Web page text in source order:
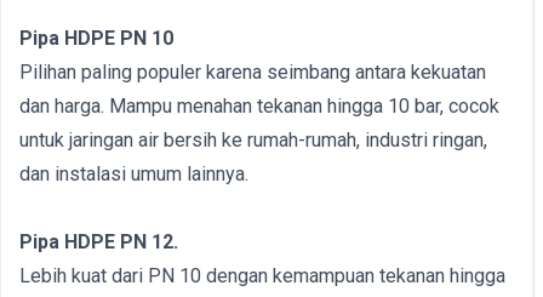
Pipa HDPE PN 10
Pilihan paling populer karena seimbang antara kekuatan
dan harga. Mampu menahan tekanan hingga 10 bar, cocok
untuk jaringan air bersih ke rumah-rumah, industri ringan,
dan instalasi umum lainnya.
Pipa HDPE PN 12.
Lebih kuat dari PN 10 dengan kemampuan tekanan hingga